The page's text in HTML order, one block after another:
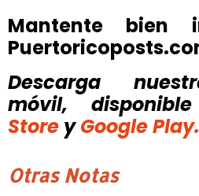
Mantente bien
Descarga
móvil, disponible
Store y Google Play.
Otras Notas